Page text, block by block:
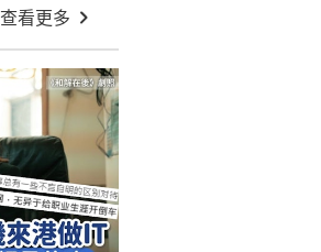
查看更多